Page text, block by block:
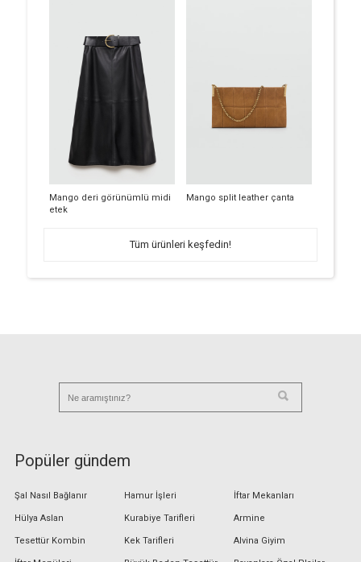
Mango deri görünümlü midi
etek
Mango split leather çanta
Tüm ürünleri keşfedin!
Popüler gündem
Şal Nasıl Bağlanır
Hülya Aslan
Tesettür Kombin
Hamur İşleri
Kurabiye Tarifleri
Kek Tarifleri
İftar Mekanları
Armine
Alvina Giyim